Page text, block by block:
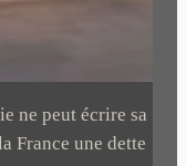
ne peut écrire sa
France une dette